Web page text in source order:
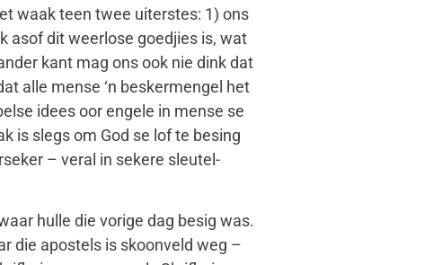
waak teen twee uiterstes: 1) ons
asof dit weerlose goedjies is, wat
kant mag ons ook nie dink dat
alle mense ‘n beskermengel het
idees oor engele in mense se
is slegs om God se lof te besing
– veral in sekere sleutel-
hulle die vorige dag besig was.
die apostels is skoonveld weg –